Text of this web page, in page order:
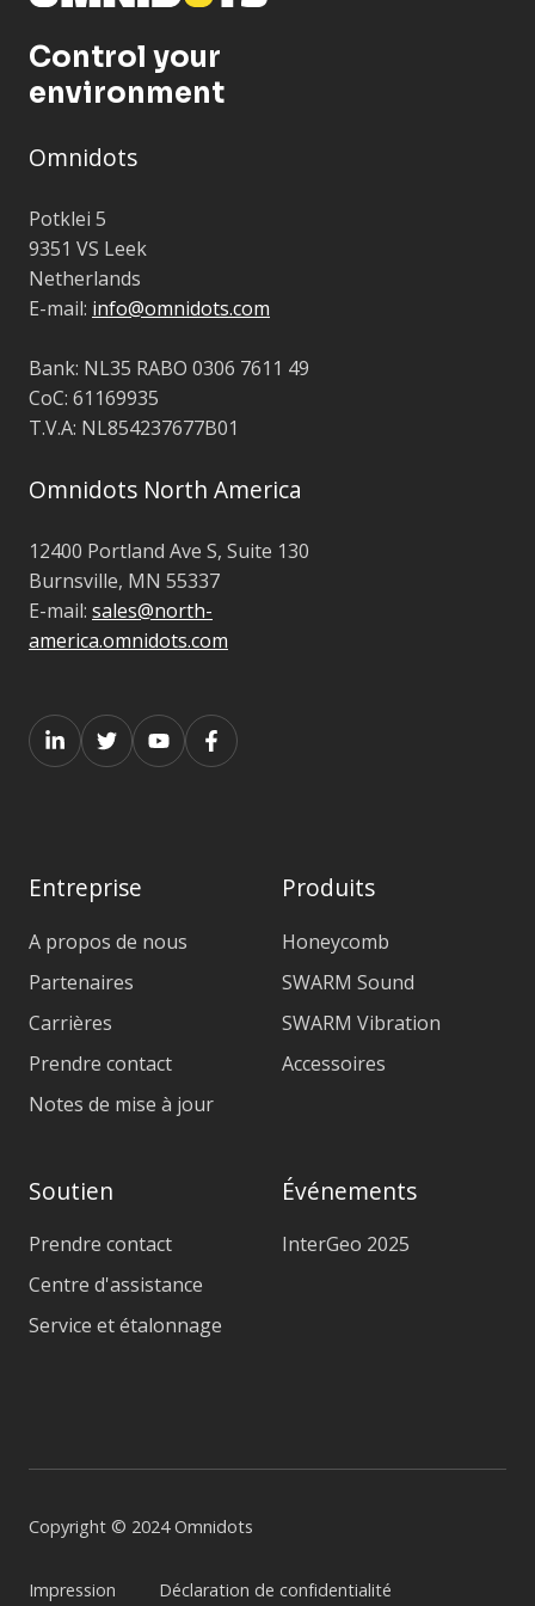
Control your
environment
Omnidots
Potklei 5
9351 VS Leek
Netherlands
E-mail: info@omnidots.com
Bank: NL35 RABO 0306 7611 49
CoC: 61169935
T.V.A: NL854237677B01
Omnidots North America
12400 Portland Ave S, Suite 130
Burnsville, MN 55337
E-mail: sales@north-
america.omnidots.com
Entreprise
A propos de nous
Partenaires
Carrières
Prendre contact
Notes de mise à jour
Produits
Honeycomb
SWARM Sound
SWARM Vibration
Accessoires
Soutien
Prendre contact
Centre d'assistance
Service et étalonnage
Événements
InterGeo 2025
Copyright © 2024 Omnidots
Impression Déclaration de confidentialité